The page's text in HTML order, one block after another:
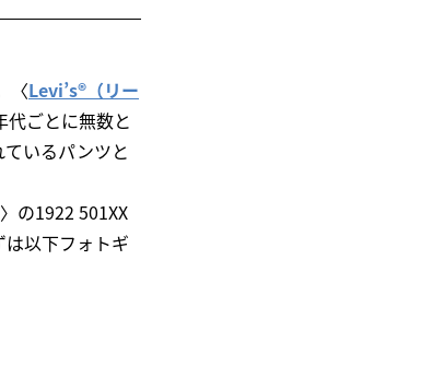
〈Levi’s®（リー
代ごとに無数と
いるパンツと
〉の1922 501XX
以下フォトギ